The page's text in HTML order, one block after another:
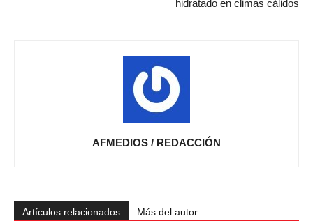
hidratado en climas cálidos
AFMEDIOS / REDACCIÓN
Artículos relacionados Más del autor